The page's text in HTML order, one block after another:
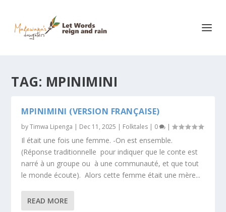
TAG: MPINIMINI
MPINIMINI (VERSION FRANÇAISE)
byTimwa Lipenga | Dec 11, 2025 | Folktales | 0 |
Il était une fois une femme. -On est ensemble.
(Réponse traditionnelle pour indiquer que le conte est
narré à un groupe ou à une communauté, et que tout
le monde écoute). Alors cette femme était une mère...
READ MORE